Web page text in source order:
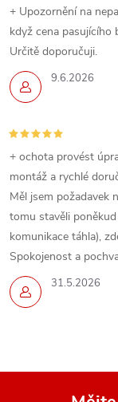
9.6.2026
+ Upozornění na
když cena pasujícího
Určitě doporučuji.
31.5.2026
+ ochota provést
montáž a rychlé
Měl jsem požadavek
tomu stavěli
komunikace táhla),
Spokojenost a